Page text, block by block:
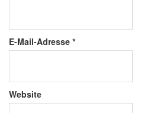
E-Mail-Adresse *
Website